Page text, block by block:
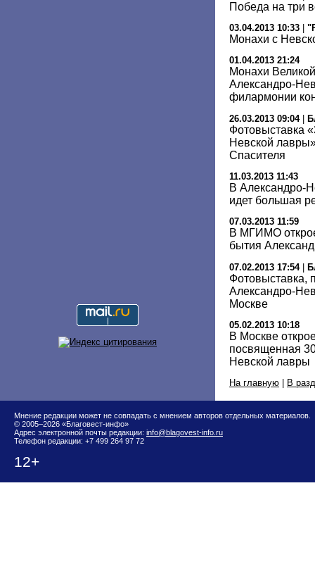
Победа на три
03.04.2013 10:33
Монахи с
01.04.2013 21:24
Монахи
Александро-
филармонии
26.03.2013 09:04|
Фотовыставка
Невской
Спасителя
11.03.2013 11:43
В Александро-
идет большая
07.03.2013 11:59
В МГИМО
бытия
07.02.2013 17:54|
Фотовыставка,
Александро-
Москве
05.02.2013 10:18
В Москве
посвященная
Невской лавры
На главную В
Мнение редакции может не совпадать с мнением авторов отдельных материалов.
© 2005–2026 «Благовест-инфо»
Адрес электронной почты редакции: info@blagovest-info.ru
Телефон редакции: +7 499 264 97 72
12+